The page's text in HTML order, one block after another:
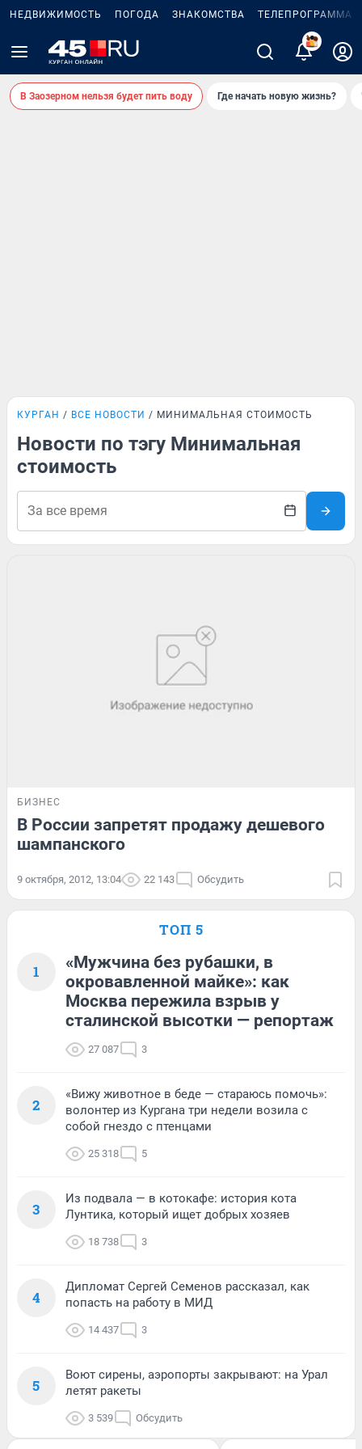
НЕДВИЖИМОСТЬ ПОГОДА ЗНАКОМСТВА ТЕЛЕПРОГРАММА
В Заозерном нельзя будет пить воду Где начать новую жизнь?
КУРГАН ВСЕ НОВОСТИ МИНИМАЛЬНАЯ СТОИМОСТЬ
Новости по тэгу Минимальная
стоимость
БИЗНЕС
В России запретят продажу дешевого
шампанского
9 октября, 2012, 13:04 22 143 Обсудить
ТОП 5
1
«Мужчина без рубашки, в
окровавленной майке»: как
Москва пережила взрыв у
сталинской высотки — репортаж
27 087 3
2
«Вижу животное в беде — стараюсь помочь»:
волонтер из Кургана три недели возила с
собой гнездо с птенцами
25 318 5
3
Из подвала — в котокафе: история кота
Лунтика, который ищет добрых хозяев
18 738 3
4
Дипломат Сергей Семенов рассказал, как
попасть на работу в МИД
14 437 3
5
Воют сирены, аэропорты закрывают: на Урал
летят ракеты
3 539 Обсудить